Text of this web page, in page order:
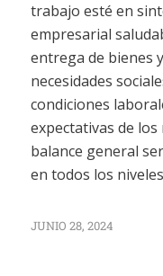
trabajo esté en
empresarial
entrega de bienes
necesidades
condiciones
expectativas de
balance general
en todos los
JUNIO 28, 2024